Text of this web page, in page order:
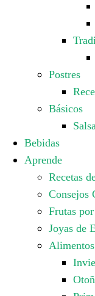
Postres
Básicos
Bebidas
Aprende
Recetas
Consejos
Frutas
Joyas de